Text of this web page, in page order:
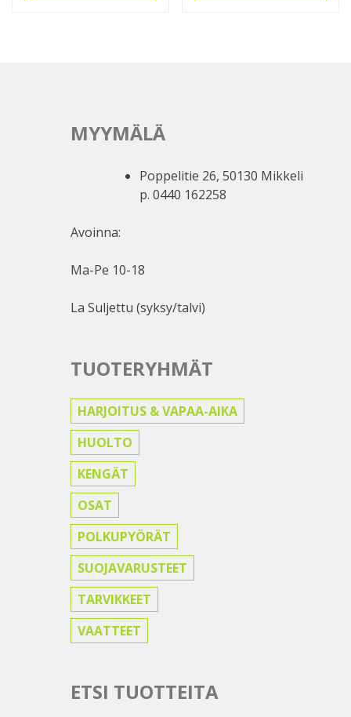
MYYMÄLÄ
Poppelitie 26, 50130 Mikkeli
p. 0440 162258
Avoinna:
Ma-Pe 10-18
La Suljettu (syksy/talvi)
TUOTERYHMÄT
HARJOITUS & VAPAA-AIKA
HUOLTO
KENGÄT
OSAT
POLKUPYÖRÄT
SUOJAVARUSTEET
TARVIKKEET
VAATTEET
ETSI TUOTTEITA